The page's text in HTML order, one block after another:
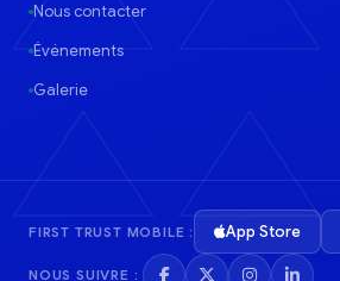
Nous contacter
Événements
Galerie
FIRST TRUST MOBILE : App Store
NOUS SUIVRE :